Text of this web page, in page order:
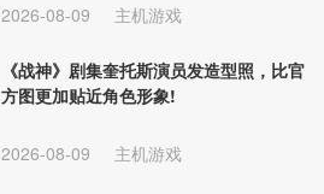
2026-08-09 主机游戏
《战神》剧集奎托斯演员发造型照，比官
方图更加贴近角色形象!
2026-08-09 主机游戏